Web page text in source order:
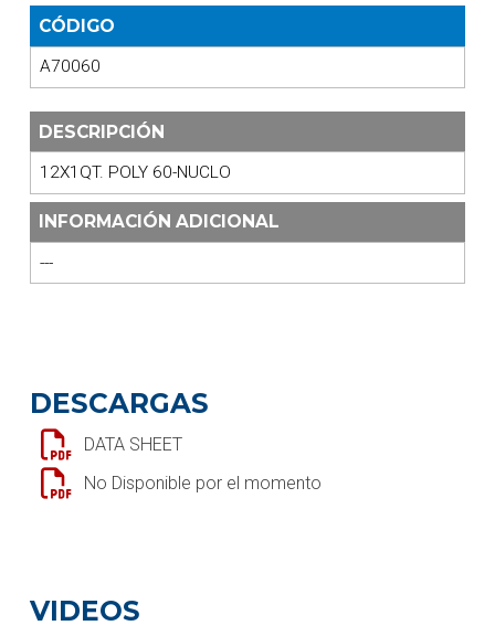
CÓDIGO
A70060
DESCRIPCIÓN
12X1QT. POLY 60-NUCLO
INFORMACIÓN ADICIONAL
---
DESCARGAS
DATA SHEET
No Disponible por el momento
VIDEOS